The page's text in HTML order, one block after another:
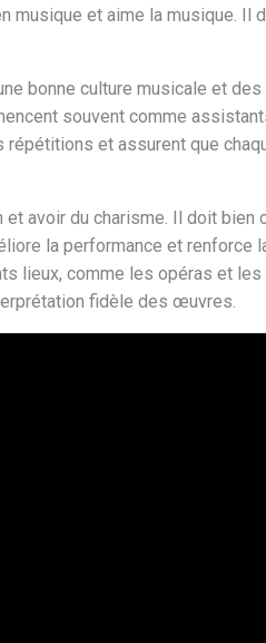
musique et aime la musique. Il
bonne culture musicale et
souvent comme
répétitions et assurent que
avoir du charisme. Il doit bien
la performance et renforce
lieux, comme les opéras et les
fidèle des œuvres.